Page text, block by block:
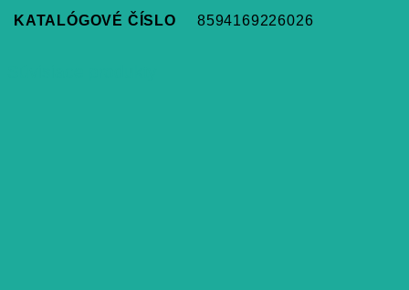
KATALÓGOVÉ ČÍSLO 8594169226026